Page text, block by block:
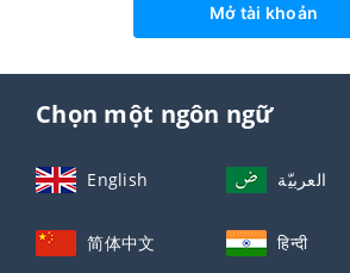
Mở tài khoản
Chọn một ngôn ngữ
English العربيّة
简体中文 हिन्दी